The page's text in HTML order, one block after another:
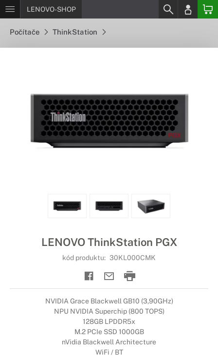
LENOVO-SHOP
Počítače ThinkStation
LENOVO ThinkStation PGX
kód produktu: 30KL000CMK
NVIDIA Grace Blackwell GB10 (3,90GHz)
NPU NVIDIA Superchip (800 TOPS)
128GB LPDDR5x
M.2 PCIe SSD 1000GB
nVidia Blackwell Architecture
WiFi / BT